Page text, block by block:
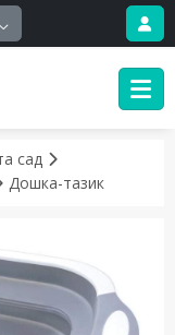
сад
Дошка-тазик